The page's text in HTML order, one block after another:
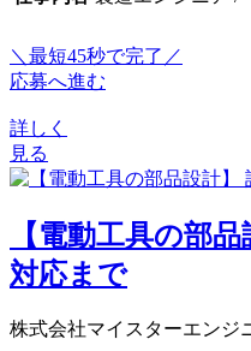
＼最短45秒で完了／
応募へ進む
詳しく
見る
【電動工具の部
対応まで
株式会社マイスターエンジ